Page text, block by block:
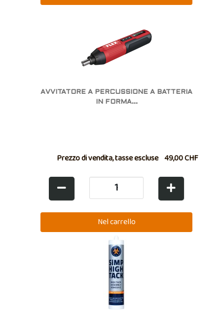
AVVITATORE A PERCUSSIONE A BATTERIA
IN FORMA...
Prezzo di vendita, tasse escluse 49,00 CHF